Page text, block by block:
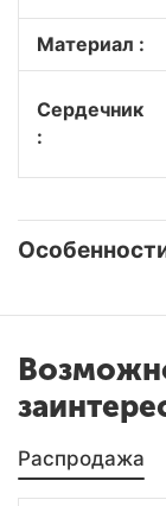
Материал :
Cердечник
:
Распродажа